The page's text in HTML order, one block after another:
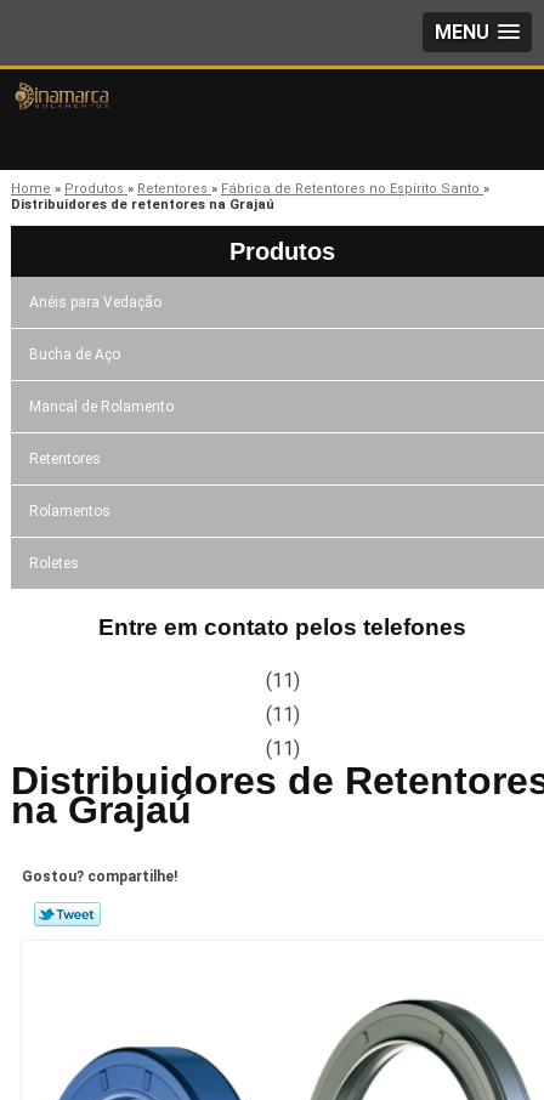
MENU
Home » Produtos » Retentores » Fábrica de Retentores no Espírito Santo »
Distribuidores de retentores na Grajaú
Produtos
Anéis para Vedação
Bucha de Aço
Mancal de Rolamento
Retentores
Rolamentos
Roletes
Entre em contato pelos telefones
(11)
(11)
(11)
Distribuidores de
na Grajaú
Gostou? compartilhe!